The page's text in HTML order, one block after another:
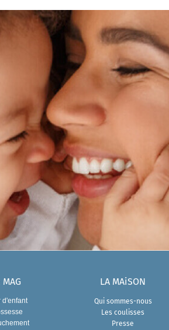
MAG
d'enfant
LA MAiSON
Qui sommes-nous
Les coulisses
Presse